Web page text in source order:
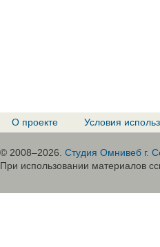
О проекте Условия
© 2008–2026. Студия Омнивеб г.
При использовании материалов